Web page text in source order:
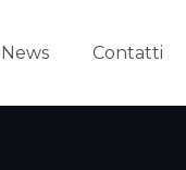
News Contatti